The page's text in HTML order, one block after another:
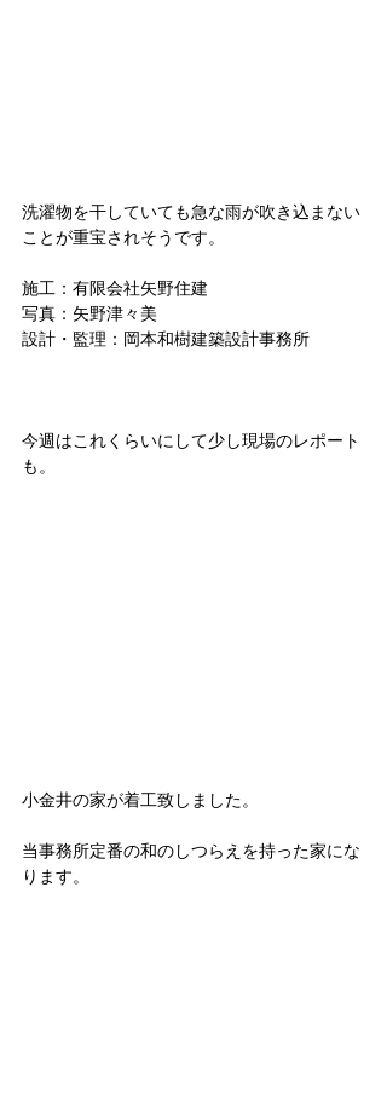
洗濯物を干していても急な雨が吹き込まない
ことが重宝されそうです。
施工：有限会社矢野住建
写真：矢野津々美
設計・監理：岡本和樹建築設計事務所
今週はこれくらいにして少し現場のレポート
も。
小金井の家が着工致しました。
当事務所定番の和のしつらえを持った家にな
ります。